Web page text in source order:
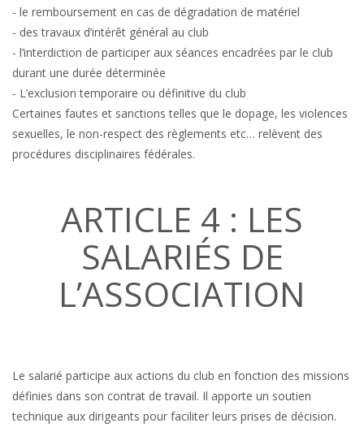
- le remboursement en cas de dégradation de matériel
- des travaux d’intérêt général au club
- l’interdiction de participer aux séances encadrées par le club
durant une durée déterminée
- L’exclusion temporaire ou définitive du club
Certaines fautes et sanctions telles que le dopage, les violences
sexuelles, le non-respect des règlements etc… relèvent des
procédures disciplinaires fédérales.
ARTICLE 4 : LES
SALARIÉS DE
L’ASSOCIATION
Le salarié participe aux actions du club en fonction des missions
définies dans son contrat de travail. Il apporte un soutien
technique aux dirigeants pour faciliter leurs prises de décision.